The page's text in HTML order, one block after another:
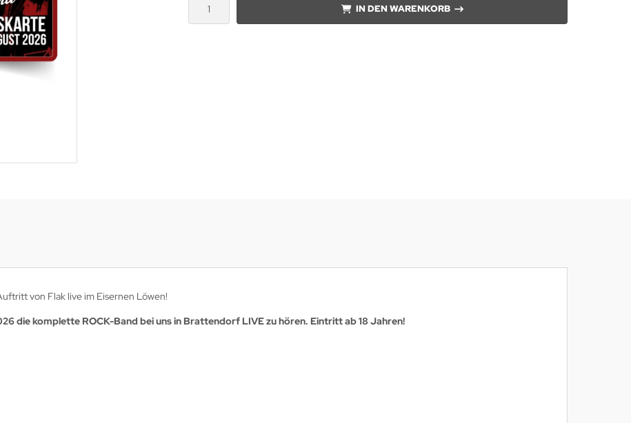
IN DEN WARENKORB
von Flak live im Eisernen Löwen!
die komplette ROCK-Band bei uns in Brattendorf LIVE zu hören. Eintritt ab 18 Jahren!